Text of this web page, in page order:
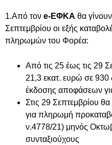
1.Από τον e-ΕΦΚΑ θα
Σεπτεμβρίου οι εξής
πληρωμών του Φορέα:
Από τις 25 έως τις 29
21,3 εκατ. ευρώ σε 930
έκδοσης αποφάσεων
Στις 29 Σεπτεμβρίου
για πληρωμή
ν.4778/21) μηνός
συνταξιούχους